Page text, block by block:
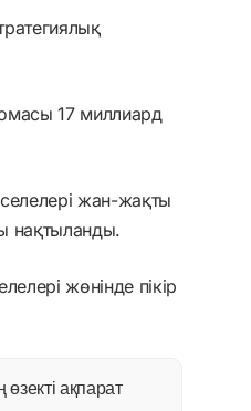
17 миллиард
жан-жақты
нақтыланды.
жөнінде пікір
ақпарат